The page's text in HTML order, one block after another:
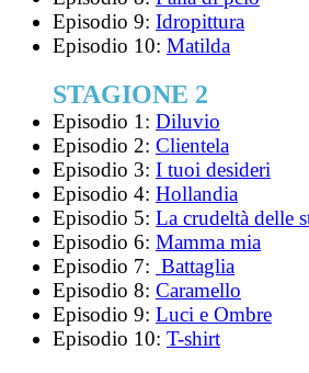
Episodio 9: Idropittura
Episodio 10: Matilda
STAGIONE 2
Episodio 1: Diluvio
Episodio 2: Clientela
Episodio 3: I tuoi desideri
Episodio 4: Hollandia
Episodio 5: La crudeltà delle
Episodio 6: Mamma mia
Episodio 7: Battaglia
Episodio 8: Caramello
Episodio 9: Luci e Ombre
Episodio 10: T-shirt